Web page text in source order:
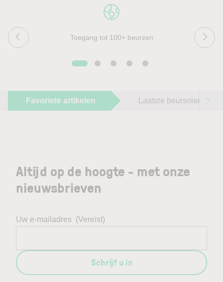
Toegang tot 100+ beurzen
Favoriete artikelen Laatste beursnieuws
Altijd op de hoogte - met onze
nieuwsbrieven
Uw e-mailadres (Vereist)
Schrijf u in